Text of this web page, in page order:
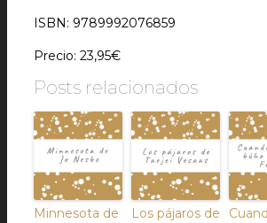
ISBN: 9789992076859
Precio: 23,95€
Posts relacionados
Minnesota de
Los pájaros de